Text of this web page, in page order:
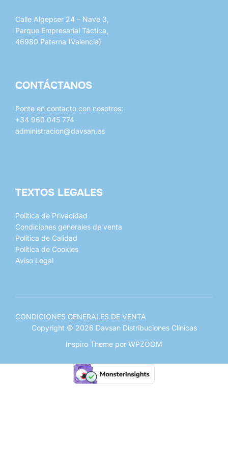
Calle Algepser 24 – Nave 3,
Parque Empresarial Táctica,
46980 Paterna (Valencia)
CONTÁCTANOS
Ponte en contacto con nosotros:
+34 960 045 774
administracion@davsan.es
TEXTOS LEGALES
Política de Privacidad
Condiciones generales de venta
Política de Calidad
Política de Cookies
Aviso Legal
CONDICIONES GENERALES DE VENTA
Copyright © 2026 Davsan Distribuciones Clínicas
Inspiro Theme por WPZOOM